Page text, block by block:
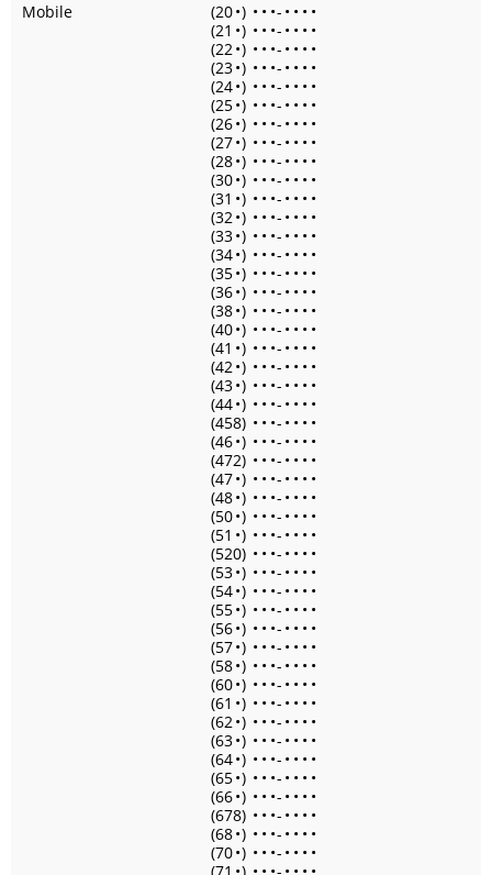
Mobile
(20•) • • •- • • • •
(21 •) • • •- • • • •
(22•) • • •- • • • •
(23•) • • •- • • • •
(24•) • • •- • • • •
(25•) • • •- • • • •
(26•) • • •- • • • •
(27•) • • •- • • • •
(28•) • • •- • • • •
(30•) • • •- • • • •
(31 •) • • •- • • • •
(32•) • • •- • • • •
(33•) • • •- • • • •
(34•) • • •- • • • •
(35•) • • •- • • • •
(36•) • • •- • • • •
(38•) • • •- • • • •
(40•) • • •- • • • •
(41 •) • • •- • • • •
(42•) • • •- • • • •
(43•) • • •- • • • •
(44•) • • •- • • • •
(458) • • •- • • • •
(46•) • • •- • • • •
(472) • • •- • • • •
(47•) • • •- • • • •
(48•) • • •- • • • •
(50•) • • •- • • • •
(51 •) • • •- • • • •
(520) • • •- • • • •
(53•) • • •- • • • •
(54•) • • •- • • • •
(55•) • • •- • • • •
(56•) • • •- • • • •
(57•) • • •- • • • •
(58•) • • •- • • • •
(60•) • • •- • • • •
(61 •) • • •- • • • •
(62•) • • •- • • • •
(63•) • • •- • • • •
(64•) • • •- • • • •
(65•) • • •- • • • •
(66•) • • •- • • • •
(678) • • •- • • • •
(68•) • • •- • • • •
(70•) • • •- • • • •